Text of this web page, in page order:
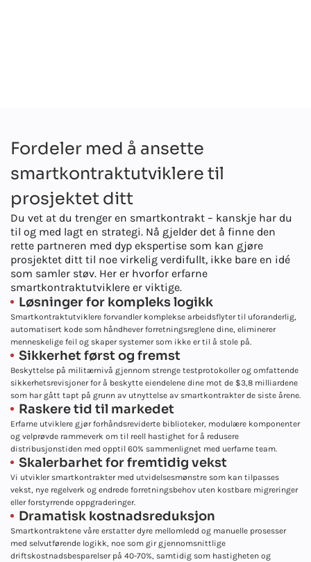
Fordeler med å ansette
smartkontraktutviklere til
prosjektet ditt
Du vet at du trenger en smartkontrakt – kanskje har du
til og med lagt en strategi. Nå gjelder det å finne den
rette partneren med dyp ekspertise som kan gjøre
prosjektet ditt til noe virkelig verdifullt, ikke bare en idé
som samler støv. Her er hvorfor erfarne
smartkontraktutviklere er viktige.
Løsninger for kompleks logikk
Smartkontraktutviklere forvandler komplekse arbeidsflyter til uforanderlig,
automatisert kode som håndhever forretningsreglene dine, eliminerer
menneskelige feil og skaper systemer som ikke er til å stole på.
Sikkerhet først og fremst
Beskyttelse på militærnivå gjennom strenge testprotokoller og omfattende
sikkerhetsrevisjoner for å beskytte eiendelene dine mot de $3,8 milliardene
som har gått tapt på grunn av utnyttelse av smartkontrakter de siste årene.
Raskere tid til markedet
Erfarne utviklere gjør forhåndsreviderte biblioteker, modulære komponenter
og velprøvde rammeverk om til reell hastighet for å redusere
distribusjonstiden med opptil 60% sammenlignet med uerfarne team.
Skalerbarhet for fremtidig vekst
Vi utvikler smartkontrakter med utvidelsesmønstre som kan tilpasses
vekst, nye regelverk og endrede forretningsbehov uten kostbare migreringer
eller forstyrrende oppgraderinger.
Dramatisk kostnadsreduksjon
Smartkontraktene våre erstatter dyre mellomledd og manuelle prosesser
med selvutførende logikk, noe som gir gjennomsnittlige
driftskostnadsbesparelser på 40-70%, samtidig som hastigheten og